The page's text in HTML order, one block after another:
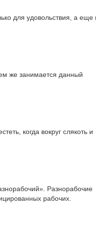
для удовольствия, а еще
же занимается данный
когда вокруг слякоть и
. Разнорабочие
рабочих.